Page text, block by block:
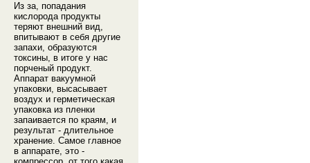
Из за, попадания
кислорода продукты
теряют внешний вид,
впитывают в себя другие
запахи, образуются
токсины, в итоге у нас
порченый продукт.
Аппарат вакуумной
упаковки, высасывает
воздух и герметическая
упаковка из пленки
запаивается по краям, и
результат - длительное
хранение. Самое главное
в аппарате, это -